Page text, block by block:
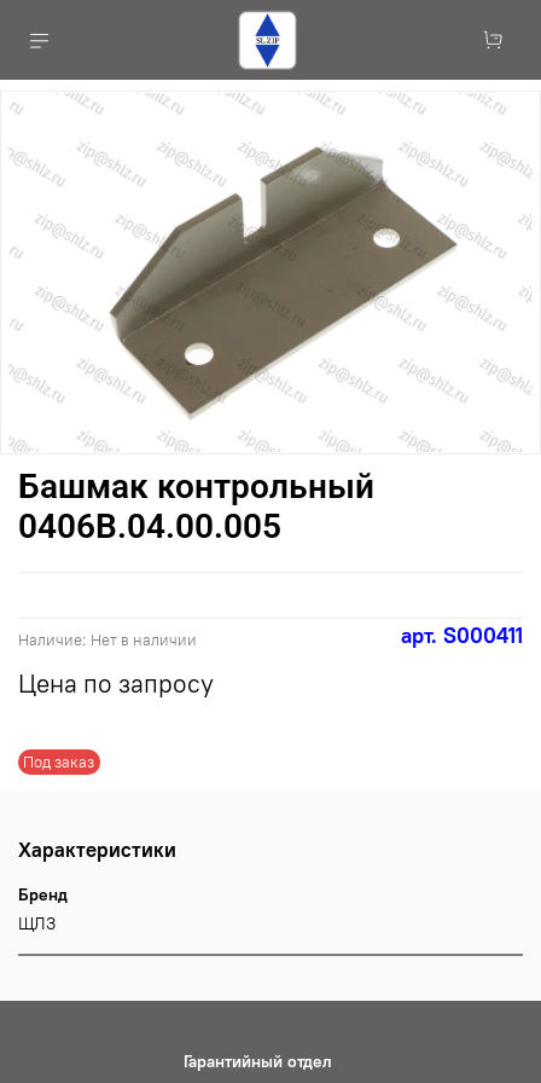
арт. S000411
Наличие: Нет в наличии
Под заказ
Башмак контрольный
0406В.04.00.005
Цена по запросу
Характеристики
Бренд
ЩЛЗ
Гарантийный отдел